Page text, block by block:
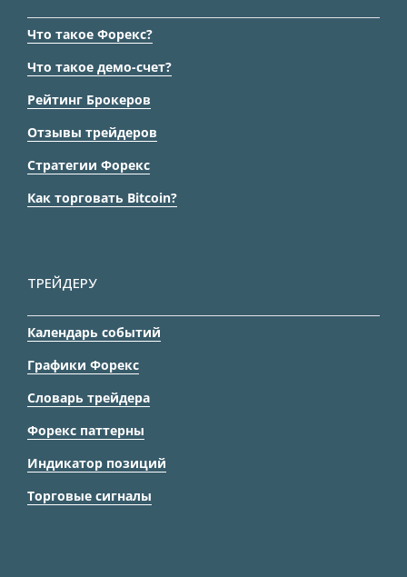
Что такое Форекс?
Что такое демо-счет?
Рейтинг Брокеров
Отзывы трейдеров
Стратегии Форекс
Как торговать Bitcoin?
ТРЕЙДЕРУ
Календарь событий
Графики Форекс
Словарь трейдера
Форекс паттерны
Индикатор позиций
Торговые сигналы